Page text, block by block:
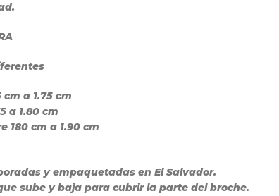
a 1.75 cm
a 1.80 cm
180 cm a 1.90 cm
y empaquetadas en El Salvador.
sube y baja para cubrir la parte del broche.